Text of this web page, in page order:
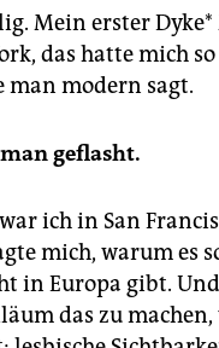
Mein erster
das hatte mich
man modern sagt.
geflasht.
ich in San
mich, warum es
in Europa gibt.
das zu